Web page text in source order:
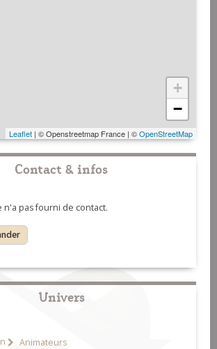
+
−
Leaflet | © Openstreetmap France | ©OpenStreetMap
Contact & infos
n'a pas fourni de contact.
Univers
Animateurs